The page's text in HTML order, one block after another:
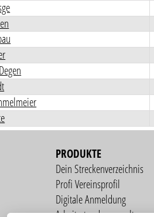
PRODUKTE
Dein Streckenverzeichnis
Profi Vereinsprofil
Digitale Anmeldung